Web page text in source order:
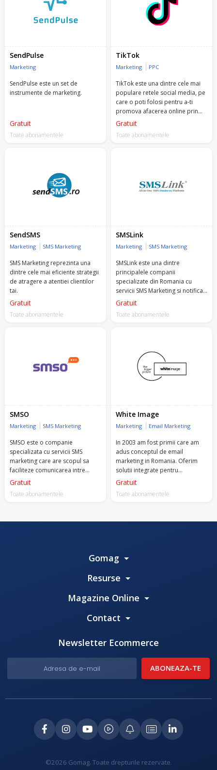
Inteligență Artificală (AI), de la
newslettere personalizate, e-
mailuri automate și recomandări
pop-up-uri, SMS-uri și notificări
- rate de conversie cu până la
15% mai bune.
Menționează codul WELCOME500
echipei Retargeting pentru a te
bucura de 1 lună de Premium
Account Management (PAM)
gratuit. Acesta include asistență
Încearcă Retargeting chiar acum!
SendPulse
Marketing
SendPulse este un set de
instrumente de marketing.
Gratuit
Toate abonamentele
TikTok
Marketing PPC
TikTok este una dintre cele mai
populare retele social media, pe
care o poti folosi pentru a-ti
promova afacerea online prin
video-uri scurte, organic sau
Gratuit
Toate abonamentele
SendSMS
Marketing SMS Marketing
SMS Marketing reprezinta una
dintre cele mai eficiente strategii
de atragere a atentiei clientilor
tai.
Gratuit
Toate abonamentele
SMSLink
Marketing SMS Marketing
SMSLink este una dintre
principalele companii
specializate din Romania cu
servicii SMS Marketing si notificari
operationale, activa pe piata
Gratuit
Toate abonamentele
SMSO
Marketing SMS Marketing
SMSO este o companie
specializata cu servicii SMS
marketing care are scopul sa
faciliteze comunicarea intre
afacerea ta si clienti.
Gratuit
Toate abonamentele
White Image
Marketing Email Marketing
In 2003 am fost primii care am
adus conceptul de email
marketing in Romania. Oferim
solutii integrate pentru
automatizarea comunicarii,
cu focus pe rezultate prin email
Gratuit
Toate abonamentele
Gomag
Resurse
Magazine Online
Contact
Newsletter Ecommerce
©2026 Gomag. Toate drepturile rezervate.